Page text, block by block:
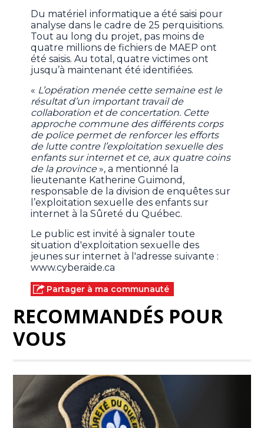
Du matériel informatique a été saisi pour
analyse dans le cadre de 25 perquisitions.
Tout au long du projet, pas moins de
quatre millions de fichiers de MAEP ont
été saisis. Au total, quatre victimes ont
jusqu’à maintenant été identifiées.
« L’opération menée cette semaine est le
résultat d’un important travail de
collaboration et de concertation. Cette
approche commune des différents corps
de police permet de renforcer les efforts
de lutte contre l’exploitation sexuelle des
enfants sur internet et ce, aux quatre coins
de la province», a mentionné la
lieutenante Katherine Guimond,
responsable de la division de enquêtes sur
l’exploitation sexuelle des enfants sur
internet à la Sûreté du Québec.
Le public est invité à signaler toute
situation d'exploitation sexuelle des
jeunes sur internet à l'adresse suivante :
www.cyberaide.ca
Partager à ma communauté
RECOMMANDÉS POUR
VOUS